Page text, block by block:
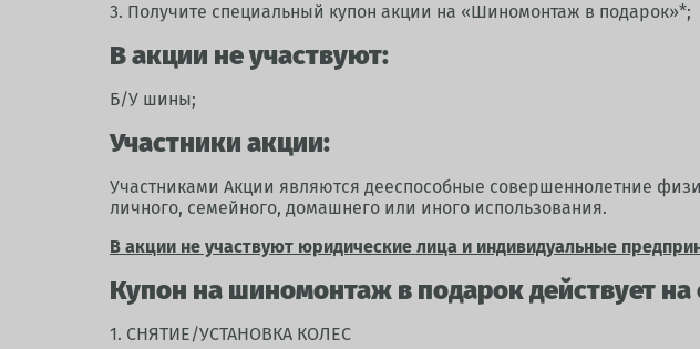
3. Получите специальный купон акции на «Шиномонтаж в подарок»*;
В акции не участвуют:
Б/У шины;
Участники акции:
Участниками Акции являются дееспособные совершеннолетние
личного, семейного, домашнего или иного использования.
В акции не участвуют юридические лица и индивидуальные
Купон на шиномонтаж в подарок действует
1. СНЯТИЕ/УСТАНОВКА КОЛЕС